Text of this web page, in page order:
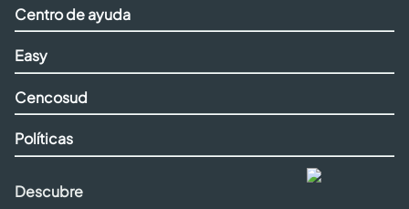
Centro de ayuda
Easy
Cencosud
Políticas
Descubre